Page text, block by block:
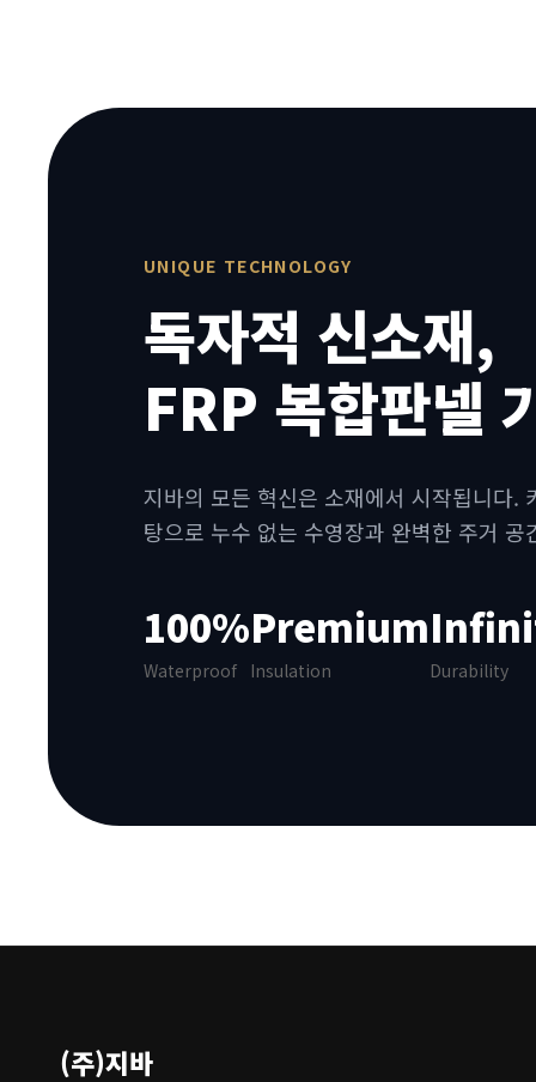
UNIQUE TECHNOLOGY
독자적 신소재,
FRP 복합판넬
지바의 모든 혁신은 소재에서 시작됩니다.
탕으로 누수 없는 수영장과 완벽한 주거 공
100%
Waterproof
Premium
Insulation Durability
(주)지바